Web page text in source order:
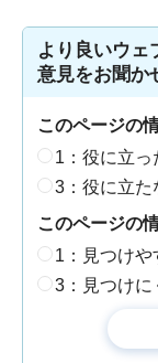
より良いウェ
意見をお聞か
このページの
1：役に立っ
3：役に立た
このページの
1：見つけや
3：見つけに